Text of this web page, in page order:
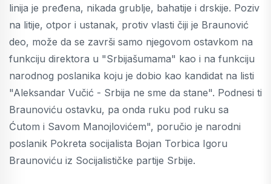
linija je pređena, nikada grublje, bahatije i drskije. Poziv
na litije, otpor i ustanak, protiv vlasti čiji je Braunović
deo, može da se završi samo njegovom ostavkom na
funkciju direktora u "Srbijašumama" kao i na funkciju
narodnog poslanika koju je dobio kao kandidat na listi
"Aleksandar Vučić - Srbija ne sme da stane". Podnesi ti
Braunoviću ostavku, pa onda ruku pod ruku sa
Ćutom i Savom Manojlovićem", poručio je narodni
poslanik Pokreta socijalista Bojan Torbica Igoru
Braunoviću iz Socijalističke partije Srbije.